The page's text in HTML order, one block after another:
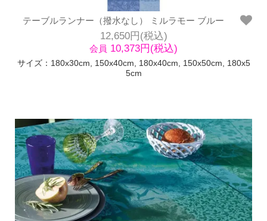
テーブルランナー（撥水なし） ミルラモー ブルー
12,650円(税込)
会員 10,373円(税込)
サイズ：180x30cm, 150x40cm, 180x40cm, 150x50cm, 180x5
5cm